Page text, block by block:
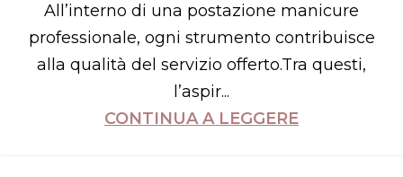
All’interno di una postazione manicure
professionale, ogni strumento contribuisce
alla qualità del servizio offerto.Tra questi,
l’aspir...
CONTINUA A LEGGERE